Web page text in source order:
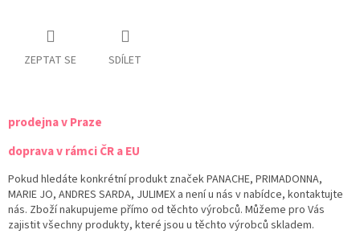
ZEPTAT SE SDÍLET
prodejna v Praze
doprava v rámci ČR a EU
Pokud hledáte konkrétní produkt značek PANACHE, PRIMADONNA,
MARIE JO, ANDRES SARDA, JULIMEX a není u nás v nabídce, kontaktujte
nás. Zboží nakupujeme přímo od těchto výrobců. Můžeme pro Vás
zajistit všechny produkty, které jsou u těchto výrobců skladem.